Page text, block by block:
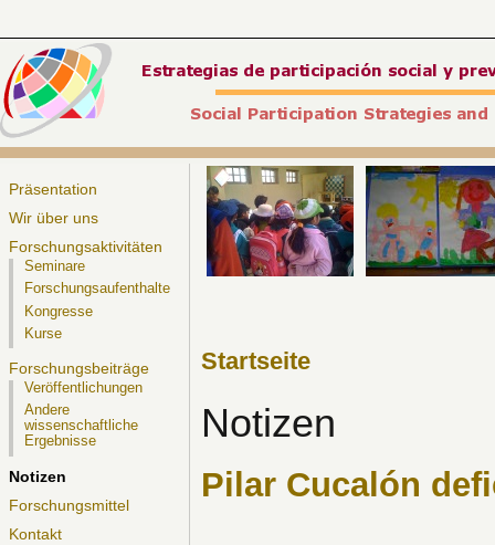
Präsentation
Wir über uns
Forschungsaktivitäten
Seminare
Forschungsaufenthalte
Kongresse
Kurse
Forschungsbeiträge
Veröffentlichungen
Andere
wissenschaftliche
Ergebnisse
Notizen
Forschungsmittel
Kontakt
Startseite
Notizen
Pilar Cucalón